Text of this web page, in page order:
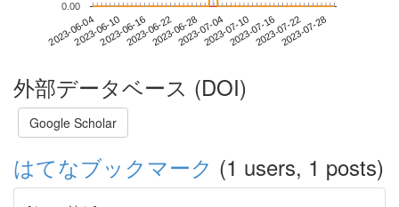
2023-06-042023-06-102023-06-162023-06-222023-06-282023-07-042023-07-102023-07-162023-07-222023-07-28
0.00
外部データベース (DOI)
Google Scholar
はてなブックマーク (1 users, 1 posts)